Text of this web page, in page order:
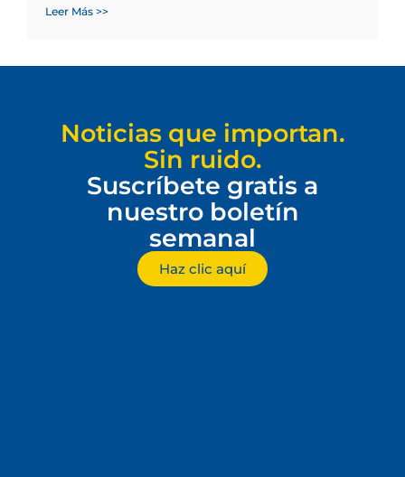
Leer Más >>
Noticias que importan.
Sin ruido.
Suscríbete gratis a
nuestro boletín
semanal
Haz clic aquí